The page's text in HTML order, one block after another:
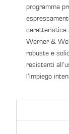
programma
caratteristica
Werner &
robuste e
resistenti
l’impiego